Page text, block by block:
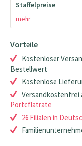
Staffelpreise
mehr
Vorteile
Kostenloser
Bestellwert
Kostenlose
Versandkostenfrei
Portoflatrate
26 Filialen in